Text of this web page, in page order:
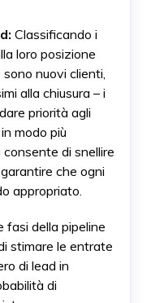
Classificando i
loro posizione
sono nuovi clienti,
alla chiusura – i
priorità agli
modo più
di snellire
che ogni
appropriato.
fasi della pipeline
stimare le entrate
di lead in
di